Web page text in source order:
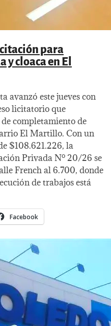
para
y cloaca en El
avanzó este jueves con
licitatorio que
completamiento de
El Martillo. Con un
$108.621.226, la
Privada Nº 20/26 se
French al 6.700, donde
de trabajos está
Facebook